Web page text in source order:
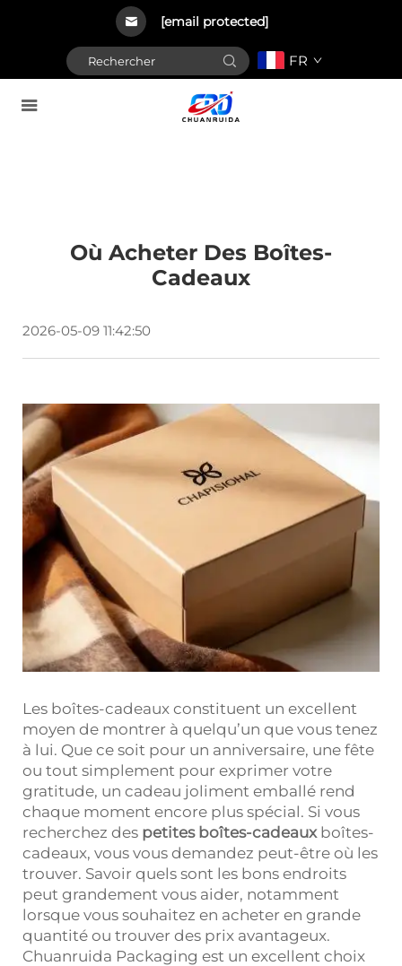
[email protected]
FR
Où Acheter Des Boîtes-
Cadeaux
2026-05-09 11:42:50
Les boîtes-cadeaux constituent un excellent
moyen de montrer à quelqu’un que vous tenez
à lui. Que ce soit pour un anniversaire, une fête
ou tout simplement pour exprimer votre
gratitude, un cadeau joliment emballé rend
chaque moment encore plus spécial. Si vous
recherchez des petites boîtes-cadeaux boîtes-
cadeaux, vous vous demandez peut-être où les
trouver. Savoir quels sont les bons endroits
peut grandement vous aider, notamment
lorsque vous souhaitez en acheter en grande
quantité ou trouver des prix avantageux.
Chuanruida Packaging est un excellent choix